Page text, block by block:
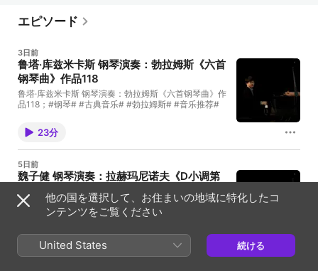
エピソード
3日前
鲁塔·库兹米卡斯 钢琴演奏：勃拉姆斯《六首
钢琴曲》作品118
鲁塔·库兹米卡斯 钢琴演奏：勃拉姆斯《六首钢琴曲》作
品118；#钢琴# #古典音乐# #勃拉姆斯# #音乐推荐#
23分
5日前
魏子健 钢琴演奏：拉赫玛尼诺夫《D小调第
三钢琴协奏曲》作品30，节选
魏子健 钢琴演奏：拉赫玛尼诺夫《D小调第三钢琴协奏
曲》作品30，节选。2024年克利夫兰国际钢琴比赛冠
3分
他の国を選択して、お住まいの地域に特化したコ
ンテンツをご覧ください
United States 続ける